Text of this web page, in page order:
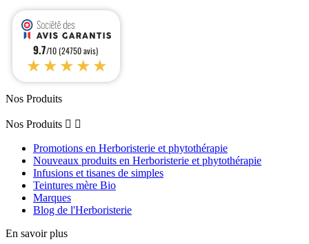
9.7/10 (24750 avis)
★★★★★
Nos Produits
Nos Produits  
Promotions en Herboristerie et phytothérapie
Nouveaux produits en Herboristerie et phytothérapie
Infusions et tisanes de simples
Teintures mère Bio
Marques
Blog de l'Herboristerie
En savoir plus